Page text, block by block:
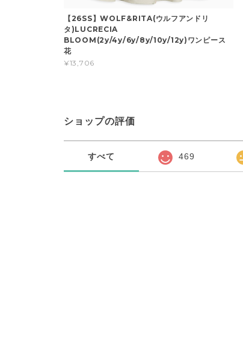
【26SS】WOLF&RITA(ウルフアンドリ
タ)LUCRECIA
BLOOM(2y/4y/6y/8y/10y/12y)ワンピース
花
¥13,706
ショップの評価
すべて 469